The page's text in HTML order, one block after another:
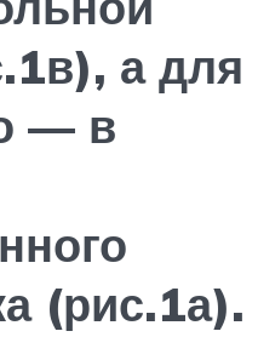
а для
— в
(рис.1а).